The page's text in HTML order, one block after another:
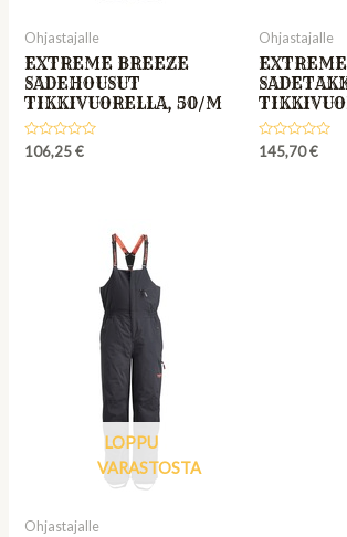
Ohjastajalle
EXTREME BREEZE
SADEHOUSUT
TIKKIVUORELLA, 50/M
Rated
106,25€
Ohjastajalle
Rated
145,70€
LOPPU
VARASTOSTA
Ohjastajalle